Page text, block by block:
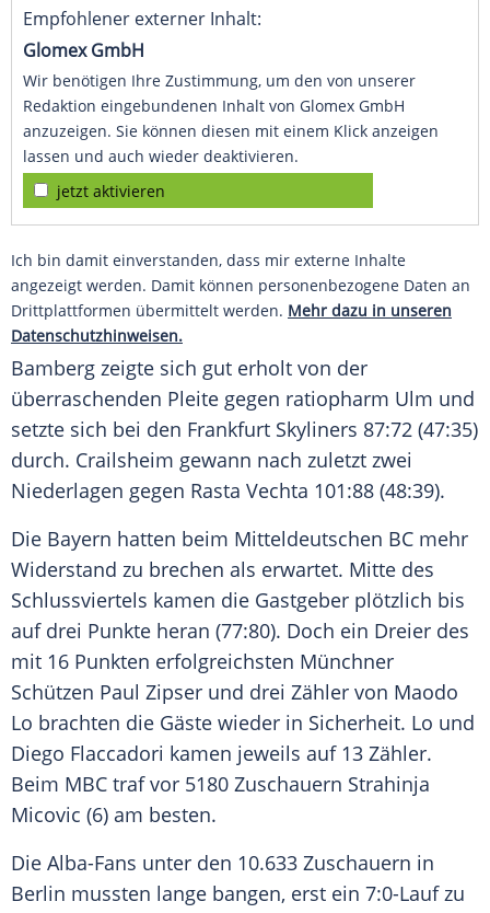
Empfohlener externer Inhalt:
Glomex GmbH
Wir benötigen Ihre Zustimmung, um den von unserer
Redaktion eingebundenen Inhalt von Glomex GmbH
anzuzeigen. Sie können diesen mit einem Klick anzeigen
lassen und auch wieder deaktivieren.
jetzt aktivieren
Ich bin damit einverstanden, dass mir externe Inhalte
angezeigt werden. Damit können personenbezogene Daten an
Drittplattformen übermittelt werden. Mehr dazu in unseren
Datenschutzhinweisen.
Bamberg zeigte sich gut erholt von der
überraschenden Pleite gegen ratiopharm Ulm und
setzte sich bei den Frankfurt Skyliners 87:72 (47:35)
durch. Crailsheim gewann nach zuletzt zwei
Niederlagen gegen Rasta Vechta 101:88 (48:39).
Die Bayern hatten beim Mitteldeutschen BC mehr
Widerstand zu brechen als erwartet. Mitte des
Schlussviertels kamen die Gastgeber plötzlich bis
auf drei Punkte heran (77:80). Doch ein Dreier des
mit 16 Punkten erfolgreichsten Münchner
Schützen Paul Zipser und drei Zähler von Maodo
Lo brachten die Gäste wieder in Sicherheit. Lo und
Diego Flaccadori kamen jeweils auf 13 Zähler.
Beim MBC traf vor 5180 Zuschauern Strahinja
Micovic (6) am besten.
Die Alba-Fans unter den 10.633 Zuschauern in
Berlin mussten lange bangen, erst ein 7:0-Lauf zu